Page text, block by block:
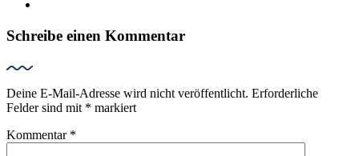
Schreibe einen Kommentar
Deine E-Mail-Adresse wird nicht veröffentlicht. Erforderliche
Felder sind mit * markiert
Kommentar *